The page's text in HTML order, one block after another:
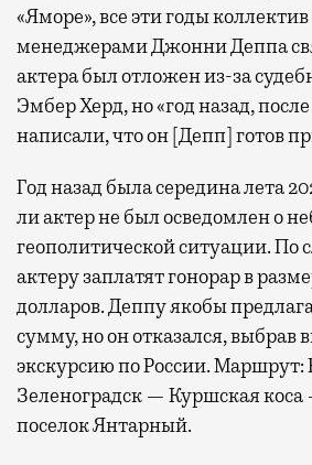
«Яморе», все эти годы
менеджерами Джонни Деппа
актера был отложен из-за
Эмбер Херд, но «год назад,
написали, что он [Депп] готов
Год назад была середина лета
ли актер не был осведомлен о
геополитической ситуации. По
актеру заплатят гонорар в
долларов. Деппу якобы
сумму, но он отказался, выбрав
экскурсию по России.
Зеленоградск — Куршская
поселок Янтарный.